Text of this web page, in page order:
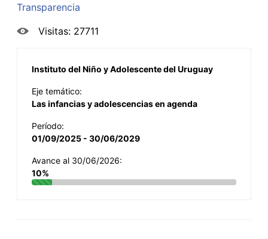
Transparencia
Visitas: 27711
Instituto del Niño y Adolescente del Uruguay
Eje temático:
Las infancias y adolescencias en agenda
Período:
01/09/2025 - 30/06/2029
Avance al 30/06/2026:
10%